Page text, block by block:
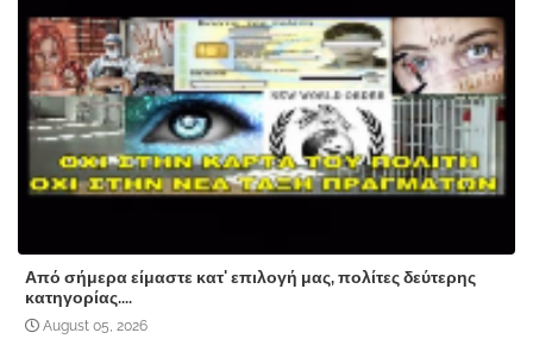
Από σήμερα είμαστε κατ' επιλογή μας, πολίτες δεύτερης
κατηγορίας....
August 05, 2026